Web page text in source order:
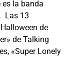
es la banda
Las 13
de
de Talking
«Super Lonely